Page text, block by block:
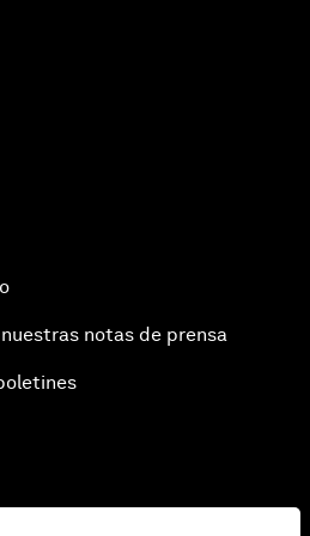
notas de prensa